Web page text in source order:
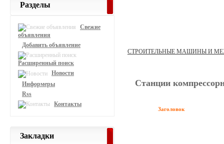
СТРОИТЕЛЬНЫЕ МАШИНЫ И
Станции
Заголовок
Разделы
Свежие
объявления
Добавить объявление
Расширенный поиск
Новости
Информеры
Rss
Контакты
Закладки